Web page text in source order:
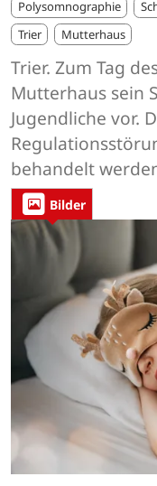
Polysomnographie
Trier
Mutterhaus
Trier. Zum Tag
Mutterhaus sein
Jugendliche vor.
behandelt
Bilder